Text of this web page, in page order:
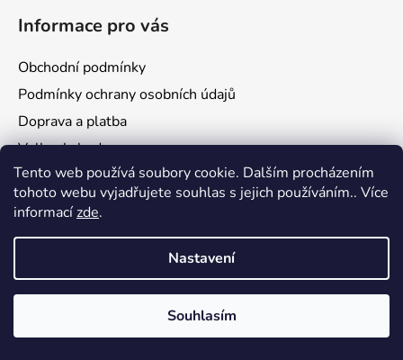
Tento web používá soubory cookie. Dalším procházením
tohoto webu vyjadřujete souhlas s jejich používáním.. Více
informacízde.
Nastavení
Souhlasím
Informace pro vás
Obchodní podmínky
Podmínky ochrany osobních údajů
Doprava a platba
Velkoobchod
Blog
Prodejny
Vytvořil Shoptet
Copyright 2026ZoomBee. Všechna práva vyhrazena.